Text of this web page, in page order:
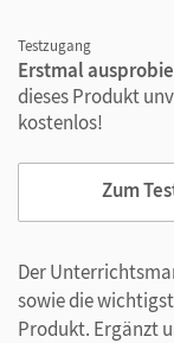
Testzugang
Erstmal
dieses Produkt
kostenlos!
Zum
Der
sowie die
Produkt. Ergänzt